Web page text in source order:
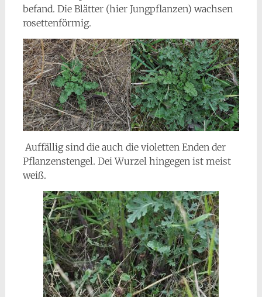
befand. Die Blätter (hier Jungpflanzen) wachsen
rosettenförmig.
Auffällig sind die auch die violetten Enden der
Pflanzenstengel. Dei Wurzel hingegen ist meist
weiß.